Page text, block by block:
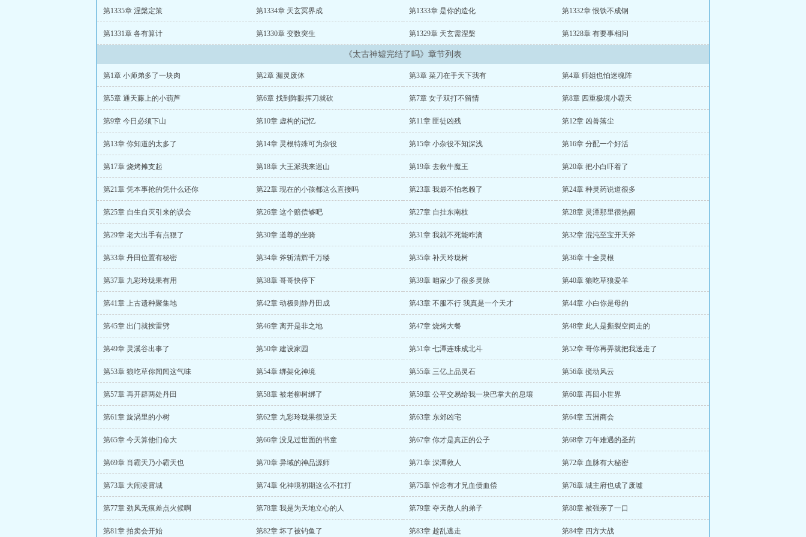
第1335章 涅槃定策 第1334章 天玄冥界成 第1333章 是你的造化 第1332章 恨铁不成钢
第1331章 各有算计 第1330章 变数突生 第1329章 天玄需涅槃 第1328章 有要事相问
《太古神墟完结了吗》章节列表
第1章 小师弟多了一块肉 第2章 漏灵废体 第3章 菜刀在手天下我有 第4章 师姐也怕迷魂阵
第5章 通天藤上的小葫芦 第6章 找到阵眼挥刀就砍 第7章 女子双打不留情 第8章 四重极境小霸天
第9章 今日必须下山 第10章 虚构的记忆 第11章 匪徒凶残 第12章 凶兽落尘
第13章 你知道的太多了 第14章 灵根特殊可为杂役 第15章 小杂役不知深浅 第16章 分配一个好活
第17章 烧烤摊支起 第18章 大王派我来巡山 第19章 去救牛魔王 第20章 把小白吓着了
第21章 凭本事抢的凭什么还你 第22章 现在的小孩都这么直接吗 第23章 我最不怕老赖了 第24章 种灵药说道很多
第25章 自生自灭引来的误会 第26章 这个赔偿够吧 第27章 自挂东南枝 第28章 灵潭那里很热闹
第29章 老大出手有点狠了 第30章 道尊的坐骑 第31章 我就不死能咋滴 第32章 混沌至宝开天斧
第33章 丹田位置有秘密 第34章 斧斩清辉千万缕 第35章 补天玲珑树 第36章 十全灵根
第37章 九彩玲珑果有用 第38章 哥哥快停下 第39章 咱家少了很多灵脉 第40章 狼吃草狼爱羊
第41章 上古遗种聚集地 第42章 动极则静丹田成 第43章 不服不行 我真是一个天才 第44章 小白你是母的
第45章 出门就挨雷劈 第46章 离开是非之地 第47章 烧烤大餐 第48章 此人是撕裂空间走的
第49章 灵溪谷出事了 第50章 建设家园 第51章 七潭连珠成北斗 第52章 哥你再弄就把我送走了
第53章 狼吃草你闻闻这气味 第54章 绑架化神境 第55章 三亿上品灵石 第56章 搅动风云
第57章 再开辟两处丹田 第58章 被老柳树绑了 第59章 公平交易给我一块巴掌大的息壤 第60章 再回小世界
第61章 旋涡里的小树 第62章 九彩玲珑果很逆天 第63章 东郊凶宅 第64章 五洲商会
第65章 今天算他们命大 第66章 没见过世面的书童 第67章 你才是真正的公子 第68章 万年难遇的圣药
第69章 肖霸天乃小霸天也 第70章 异域的神品源师 第71章 深潭救人 第72章 血脉有大秘密
第73章 大闹凌霄城 第74章 化神境初期这么不扛打 第75章 悼念有才兄血债血偿 第76章 城主府也成了废墟
第77章 劲风无痕差点火候啊 第78章 我是为天地立心的人 第79章 夺天散人的弟子 第80章 被强亲了一口
第81章 拍卖会开始 第82章 坏了被钓鱼了 第83章 趁乱逃走 第84章 四方大战